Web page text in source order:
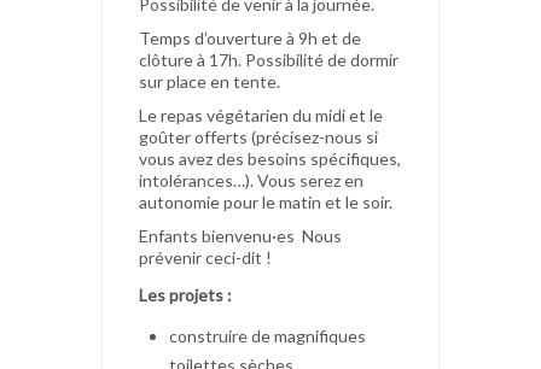
Temps d’ouverture à 9h et de
clôture à 17h. Possibilité de dormir
sur place en tente.
Le repas végétarien du midi et le
goûter offerts (précisez-nous si
vous avez des besoins spécifiques,
intolérances…). Vous serez en
autonomie pour le matin et le soir.
Enfants bienvenu·es Nous
prévenir ceci-dit !
Les projets :
⁠construire de magnifiques
toilettes sèches